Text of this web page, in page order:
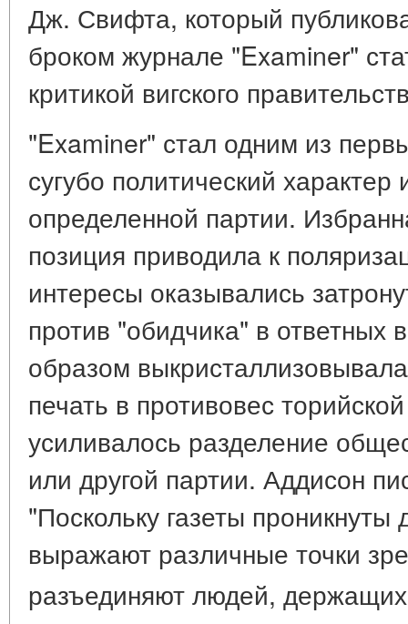
Дж. Свифта, который
броком журнале "Examiner"
критикой вигского
"Examiner" стал одним из
сугубо политический
определенной партии.
позиция приводила к
интересы оказывались
против "обидчика" в ответных
образом
печать в противовес
усиливалось разделение
или другой партии. Аддисон
"Поскольку газеты
выражают различные точки
разъединяют людей,